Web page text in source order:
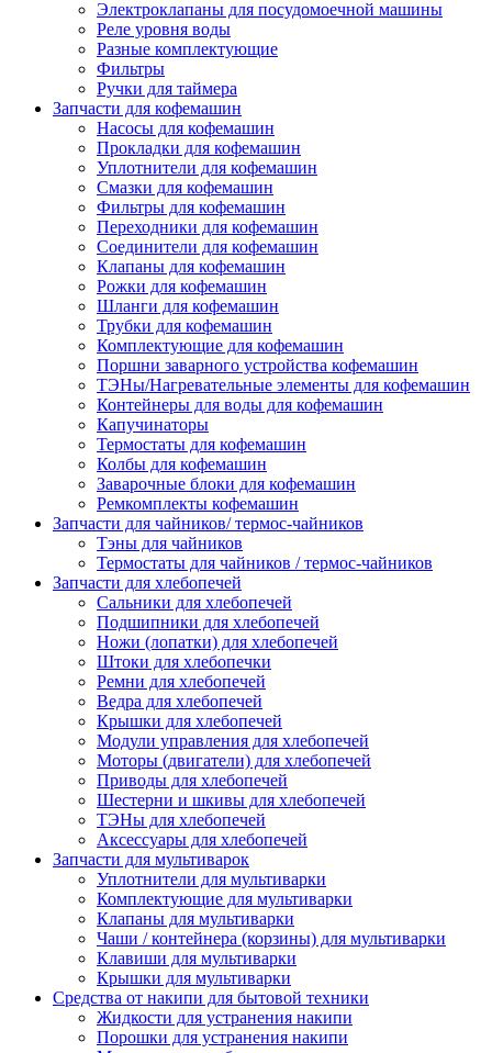
Электроклапаны для посудомоечной машины
Реле уровня воды
Разные комплектующие
Фильтры
Ручки для таймера
Запчасти для кофемашин
Насосы для кофемашин
Прокладки для кофемашин
Уплотнители для кофемашин
Смазки для кофемашин
Фильтры для кофемашин
Переходники для кофемашин
Соединители для кофемашин
Клапаны для кофемашин
Рожки для кофемашин
Шланги для кофемашин
Трубки для кофемашин
Комплектующие для кофемашин
Поршни заварного устройства кофемашин
ТЭНы/Нагревательные элементы для кофемашин
Контейнеры для воды для кофемашин
Капучинаторы
Термостаты для кофемашин
Колбы для кофемашин
Заварочные блоки для кофемашин
Ремкомплекты кофемашин
Запчасти для чайников/ термос-чайников
Тэны для чайников
Термостаты для чайников / термос-чайников
Запчасти для хлебопечей
Сальники для хлебопечей
Подшипники для хлебопечей
Ножи (лопатки) для хлебопечей
Штоки для хлебопечки
Ремни для хлебопечей
Ведра для хлебопечей
Крышки для хлебопечей
Модули управления для хлебопечей
Моторы (двигатели) для хлебопечей
Приводы для хлебопечей
Шестерни и шкивы для хлебопечей
ТЭНы для хлебопечей
Аксессуары для хлебопечей
Запчасти для мультиварок
Уплотнители для мультиварки
Комплектующие для мультиварки
Клапаны для мультиварки
Чаши / контейнера (корзины) для мультиварки
Клавиши для мультиварки
Крышки для мультиварки
Средства от накипи для бытовой техники
Жидкости для устранения накипи
Порошки для устранения накипи